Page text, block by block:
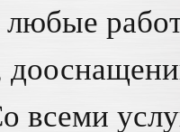
всеми